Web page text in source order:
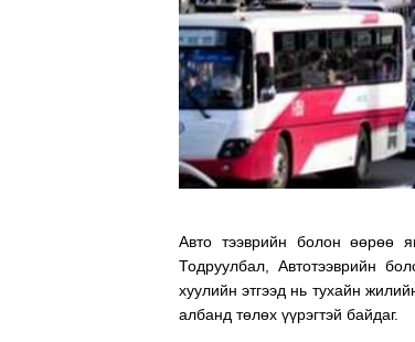
Авто тээврийн болон өөрөө
Тодруулбал, Автотээврийн
хуулийн этгээд нь тухайн
албанд төлөх үүрэгтэй байдаг.